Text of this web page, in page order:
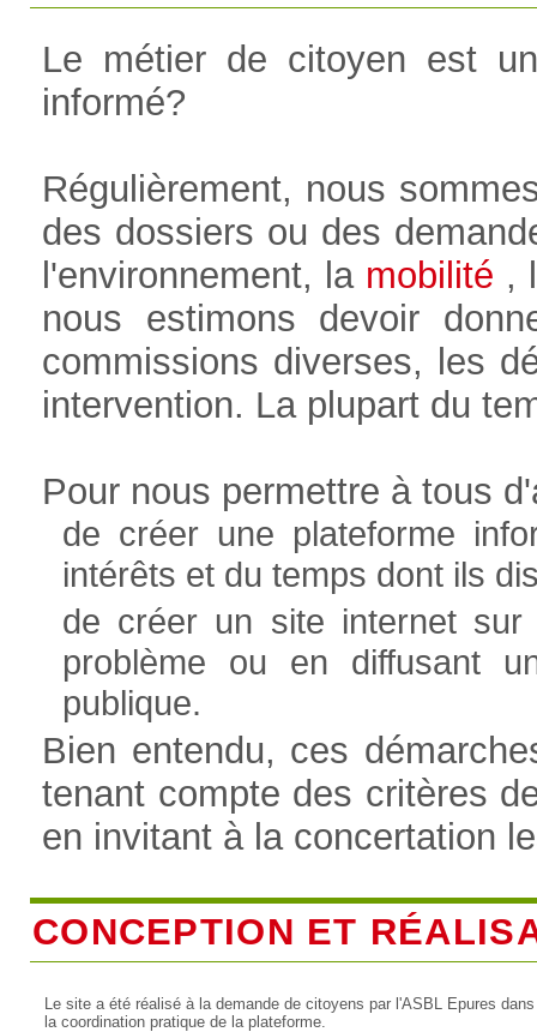
Le métier de citoyen est
informé?
Régulièrement, nous
des dossiers ou des
l'environnement, la mobilité ,
nous estimons devoir
commissions diverses, les
intervention. La plupart du
Pour nous permettre à tous
de créer une plateforme
intérêts et du temps dont ils
de créer un site internet sur
problème ou en diffusant
publique.
Bien entendu, ces
tenant compte des critères
en invitant à la concertation
CONCEPTION ET
Le site a été réalisé à la demande de citoyens par l'ASBL Epures
la coordination pratique de la plateforme.